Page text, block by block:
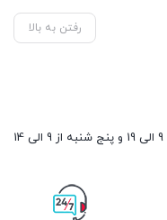
رفتن به بالا